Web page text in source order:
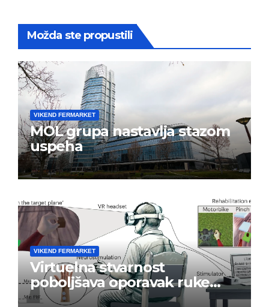
Možda ste propustili
VIKEND FERMARKET
MOL grupa nastavlja stazom
uspeha
VIKEND FERMARKET
Virtuelna stvarnost
poboljšava oporavak ruke
nakon moždanog udara